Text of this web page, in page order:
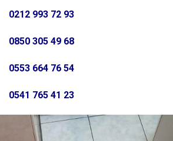
0212 993 72 93
0850 305 49 68
0553 664 76 54
0541 765 41 23